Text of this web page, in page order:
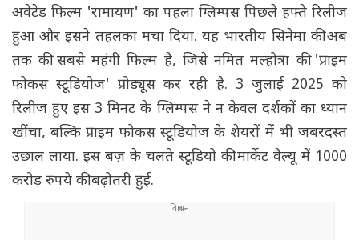
अवेटेड फिल्म 'रामायण' का पहला ग्लिम्पस पिछले हफ्ते रिलीज
हुआ और इसने तहलका मचा दिया. यह भारतीय सिनेमा की अब
तक की सबसे महंगी फिल्म है, जिसे नमित मल्होत्रा की 'प्राइम
फोकस स्टूडियोज' प्रोड्यूस कर रही है. 3 जुलाई 2025 को
रिलीज हुए इस 3 मिनट के ग्लिम्पस ने न केवल दर्शकों का ध्यान
खींचा, बल्कि प्राइम फोकस स्टूडियोज के शेयरों में भी जबरदस्त
उछाल लाया. इस बज़ के चलते स्टूडियो की मार्केट वैल्यू में 1000
करोड़ रुपये की बढ़ोतरी हुई.